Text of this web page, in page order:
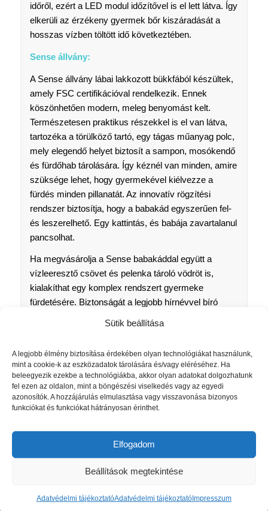
Sütik beállítása
A legjobb élmény biztosítása érdekében olyan technológiákat használunk,
mint a cookie-k az eszközadatok tárolására és/vagy eléréséhez. Ha
beleegyezik ezekbe a technológiákba, akkor olyan adatokat dolgozhatunk
fel ezen az oldalon, mint a böngészési viselkedés vagy az egyedi
azonosítók. A hozzájárulás elmulasztása vagy visszavonása bizonyos
funkciókat és funkciókat hátrányosan érinthet.
Elfogadom
Beállítások megtekintése
Adatvédelmi tájékoztatóAdatvédelmi tájékoztatóImpresszum
időről, ezért a LED modul időzítővel is el lett látva. Így
elkerüli az érzékeny gyermek bőr kiszáradását a
hosszas vízben töltött idő következtében.
Sense állvány:
A Sense állvány lábai lakkozott bükkfából készültek,
amely FSC certifikációval rendelkezik. Ennek
köszönhetően modern, meleg benyomást kelt.
Természetesen praktikus részekkel is el van látva,
tartozéka a törülköző tartó, egy tágas műanyag polc,
mely elegendő helyet biztosít a sampon, mosókendő
és fürdőhab tárolására. Így kéznél van minden, amire
szüksége lehet, hogy gyermekével kiélvezze a
fürdés minden pillanatát. Az innovatív rögzítési
rendszer biztosítja, hogy a babakád egyszerűen fel-
és leszerelhető. Egy kattintás, és babája zavartalanul
pancsolhat.
Ha megvásárolja a Sense babakáddal együtt a
vízleeresztő csövet és pelenka tároló vödröt is,
kialakíthat egy komplex rendszert gyermeke
fürdetésére. Biztonságát a legjobb hírnévvel bíró
A kád súlya: 1,56 kg. Csomagolás méretei: 80 x 42 x
31 cm. anyag: PP.,Tápegység: 2x AA elem (a
tápegység részei)
Az állvány nettó súlya: 3,25 kg, csomagolással: 3,65
cm. Csomagolás méretei: 55,8x36x18,3cm